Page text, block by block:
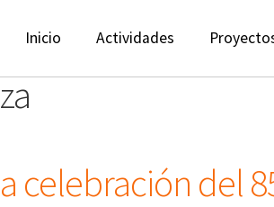
Inicio Actividades
celebración del